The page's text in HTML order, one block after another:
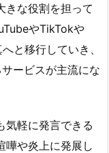
きな役割を担って
やTikTokや
と移行していき、
ービスが主流にな
気軽に発言できる
嘩や炎上に発展し